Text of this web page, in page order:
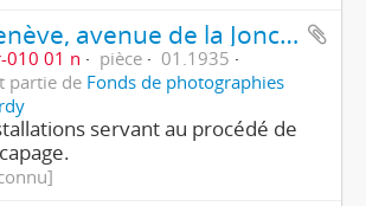
Genève, avenue de la Jonction : atelier de galvanoplastie de l'usine Gardy
010 01 n pièce
01.1935
partie de Fonds de photographies
servant au procédé de